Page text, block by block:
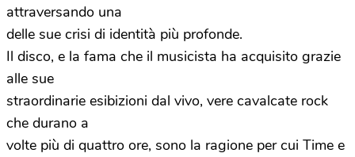
attraversando una
delle sue crisi di identità più profonde.
Il disco, e la fama che il musicista ha acquisito grazie
alle sue
straordinarie esibizioni dal vivo, vere cavalcate rock
che durano a
volte più di quattro ore, sono la ragione per cui Time e